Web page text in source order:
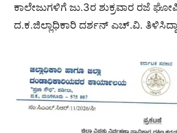
ಕಾಲೇಜುಗಳಿಗೆ ಜು.3ರ ಶುಕ್ರವಾರ ರಜೆ
ದ.ಕ.ಜಿಲ್ಲಾಧಿಕಾರಿ ದರ್ಶನ್ ಎಚ್.ವಿ.